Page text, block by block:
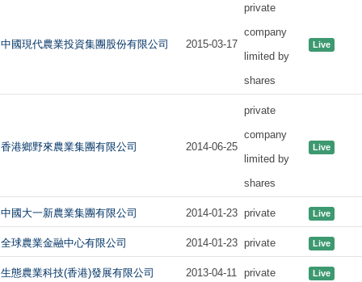
中國現代農業投資集團股份有限公司 2015-03-17
private
company
limited by
shares
Live
香港鄉野來農業集團有限公司 2014-06-25
private
company
limited by
shares
Live
中國大一新農業集團有限公司 2014-01-23 private Live
全球農業金融中心有限公司 2014-01-23 private Live
生態農業科技(香港)發展有限公司 2013-04-11 private Live